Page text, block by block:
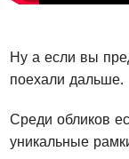
Ну а если вы
поехали дальше.
Среди обликов
уникальные